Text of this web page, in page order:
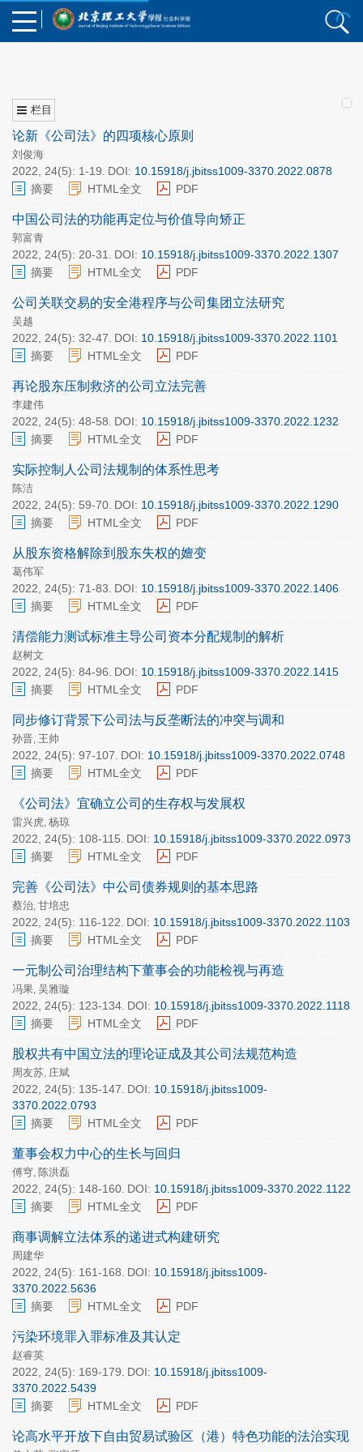
栏目
论新《公司法》的四项核心原则
刘俊海
2022, 24(5): 1-19. DOI: 10.15918/j.jbitss1009-3370.2022.0878
摘要
HTML全文 PDF
中国公司法的功能再定位与价值导向矫正
郭富青
2022, 24(5): 20-31. DOI: 10.15918/j.jbitss1009-3370.2022.1307
摘要
HTML全文 PDF
公司关联交易的安全港程序与公司集团立法研究
吴越
2022, 24(5): 32-47. DOI: 10.15918/j.jbitss1009-3370.2022.1101
摘要
HTML全文 PDF
再论股东压制救济的公司立法完善
李建伟
2022, 24(5): 48-58. DOI: 10.15918/j.jbitss1009-3370.2022.1232
摘要
HTML全文 PDF
实际控制人公司法规制的体系性思考
陈洁
2022, 24(5): 59-70. DOI: 10.15918/j.jbitss1009-3370.2022.1290
摘要
HTML全文 PDF
从股东资格解除到股东失权的嬗变
葛伟军
2022, 24(5): 71-83. DOI: 10.15918/j.jbitss1009-3370.2022.1406
摘要
HTML全文 PDF
清偿能力测试标准主导公司资本分配规制的解析
赵树文
2022, 24(5): 84-96. DOI: 10.15918/j.jbitss1009-3370.2022.1415
摘要
HTML全文 PDF
同步修订背景下公司法与反垄断法的冲突与调和
孙晋, 王帅
2022, 24(5): 97-107. DOI: 10.15918/j.jbitss1009-3370.2022.0748
摘要
HTML全文 PDF
《公司法》宜确立公司的生存权与发展权
雷兴虎, 杨琼
2022, 24(5): 108-115. DOI: 10.15918/j.jbitss1009-3370.2022.0973
摘要
HTML全文 PDF
完善《公司法》中公司债券规则的基本思路
蔡治, 甘培忠
2022, 24(5): 116-122. DOI: 10.15918/j.jbitss1009-3370.2022.1103
摘要
HTML全文 PDF
一元制公司治理结构下董事会的功能检视与再造
冯果, 吴雅璇
2022, 24(5): 123-134. DOI: 10.15918/j.jbitss1009-3370.2022.1118
摘要
HTML全文 PDF
股权共有中国立法的理论证成及其公司法规范构造
周友苏, 庄斌
2022, 24(5): 135-147. DOI: 10.15918/j.jbitss1009-
3370.2022.0793
摘要
HTML全文 PDF
董事会权力中心的生长与回归
傅穹, 陈洪磊
2022, 24(5): 148-160. DOI: 10.15918/j.jbitss1009-3370.2022.1122
摘要
HTML全文 PDF
商事调解立法体系的递进式构建研究
周建华
2022, 24(5): 161-168. DOI: 10.15918/j.jbitss1009-
3370.2022.5636
摘要
HTML全文 PDF
污染环境罪入罪标准及其认定
赵睿英
2022, 24(5): 169-179. DOI: 10.15918/j.jbitss1009-
3370.2022.5439
摘要
HTML全文 PDF
论高水平开放下自由贸易试验区（港）特色功能的法治实现